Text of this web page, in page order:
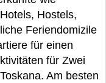
Hostels,
Feriendomizile
für einen
für Zwei
Am besten